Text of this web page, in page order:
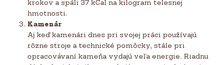
krokov a spáli 37 kCal na kilogram telesnej
hmotnosti.
Kamenár
Aj keď kamenári dnes pri svojej práci používajú
rôzne stroje a technické pomôcky, stále pri
opracovávaní kameňa vydajú veľa energie. Riadnu